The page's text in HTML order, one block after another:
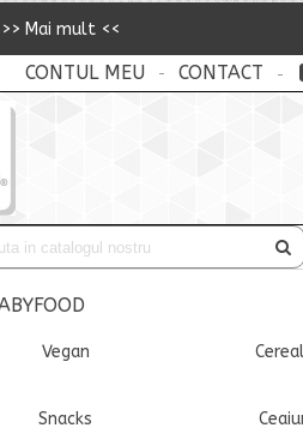
>> Mai mult <<
CONTUL MEU CONTACT
Vegan
Snacks